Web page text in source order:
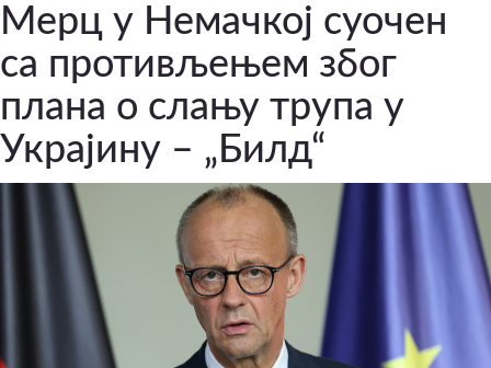
Мерц у Немачкој суочен
са противљењем због
плана о слању трупа у
Украјину – „Билд“